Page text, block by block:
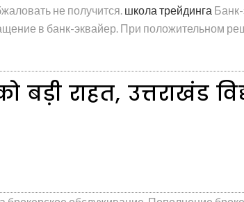
не получится. школа трейдинга
в банк-эквайер. При положительном
बड़ी राहत, उत्तराखंड